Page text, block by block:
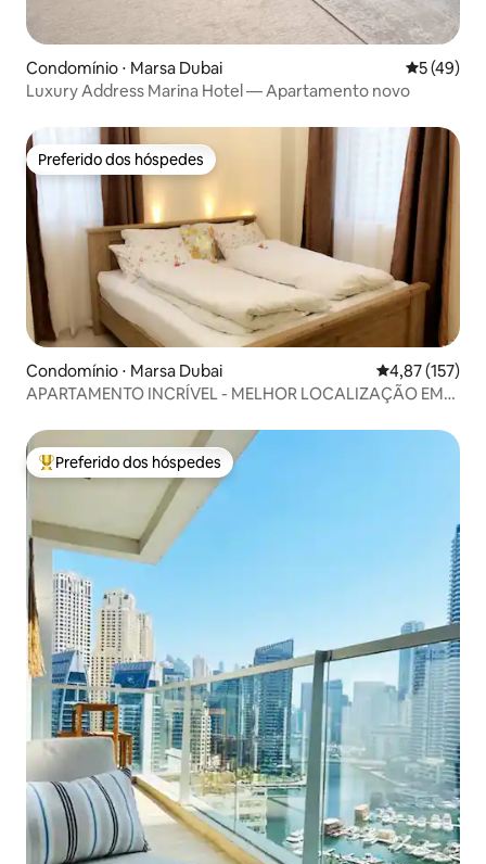
Condomínio ⋅ Marsa Dubai 5 de uma
5 (49)
Luxury Address Marina Hotel — Apartamento novo
Preferido dos hóspedes
Preferido dos hóspedes
Condomínio ⋅ Marsa Dubai 4,87 de uma
4,87 (157)
APARTAMENTO INCRÍVEL - MELHOR LOCALIZAÇÃO EM
Entre os melhores preferidos dos hóspedes
Preferido dos hóspedes